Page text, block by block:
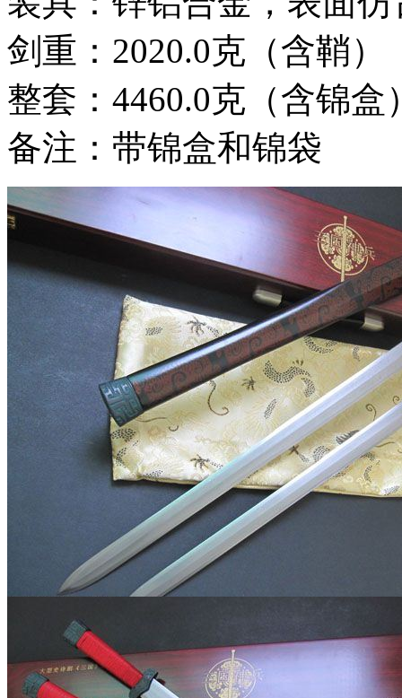
剑重：2020.0克（含鞘）
整套：4460.0克（含锦盒
备注：带锦盒和锦袋